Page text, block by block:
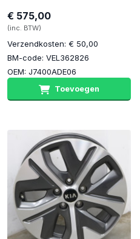
€ 575,00
(inc. BTW)
Verzendkosten: € 50,00
BM-code: VEL362826
OEM: J7400ADE06
Toevoegen